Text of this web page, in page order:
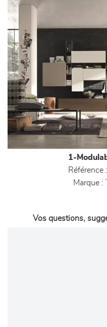
1-
Référence :
Marque :
Vos questions,